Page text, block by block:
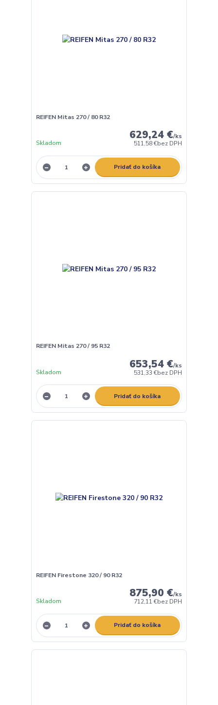
REIFEN Mitas 270 / 80 R32
629,24 €/ks
511,58 €bez DPH
Skladom
Pridať do košíka
REIFEN Mitas 270 / 95 R32
653,54 €/ks
531,33 €bez DPH
Skladom
Pridať do košíka
REIFEN Firestone 320 / 90 R32
875,90 €/ks
712,11 €bez DPH
Skladom
Pridať do košíka